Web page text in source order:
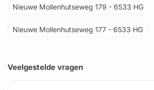
Nieuwe Mollenhutseweg 179 - 6533 HG
Nieuwe Mollenhutseweg 177 - 6533 HG
Veelgestelde vragen